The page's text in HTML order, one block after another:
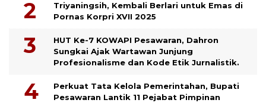
Triyaningsih, Kembali Berlari untuk Emas di
Pornas Korpri XVII 2025
HUT Ke-7 KOWAPI Pesawaran, Dahron
Sungkai Ajak Wartawan Junjung
Profesionalisme dan Kode Etik Jurnalistik.
Perkuat Tata Kelola Pemerintahan, Bupati
Pesawaran Lantik 11 Pejabat Pimpinan